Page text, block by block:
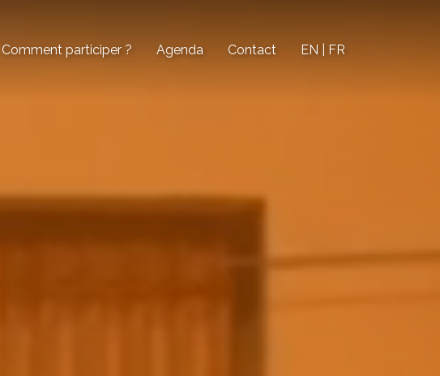
Comment participer ? Agenda Contact EN | FR